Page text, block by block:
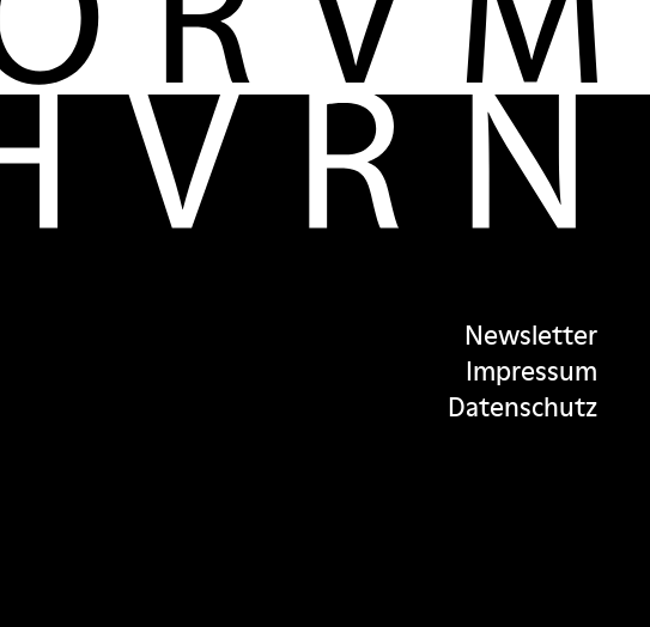
Newsletter
Impressum
Datenschutz